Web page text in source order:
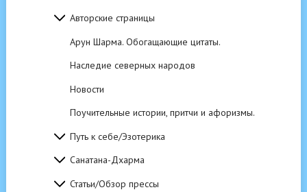
Авторские страницы
Арун Шарма. Обогащающие цитаты.
Наследие северных народов
Новости
Поучительные истории, притчи и афоризмы.
Путь к себе/Эзотерика
Санатана-Дхарма
Статьи/Обзор прессы